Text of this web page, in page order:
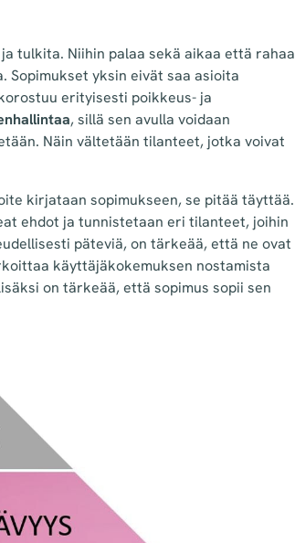
tulkita. Niihin palaa sekä aikaa että rahaa
yksin eivät saa asioita
erityisesti poikkeus- ja
, sillä sen avulla voidaan
Näin vältetään tilanteet, jotka voivat
kirjataan sopimukseen, se pitää täyttää.
ehdot ja tunnistetaan eri tilanteet, joihin
päteviä, on tärkeää, että ne ovat
käyttäjäkokemuksen nostamista
on tärkeää, että sopimus sopii sen